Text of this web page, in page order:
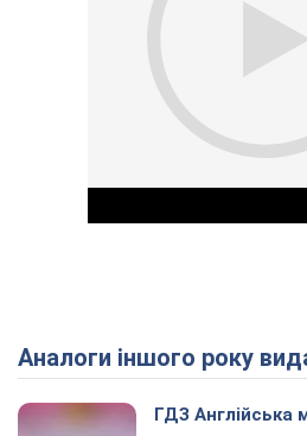
Аналоги іншого року
ГДЗ Англійська